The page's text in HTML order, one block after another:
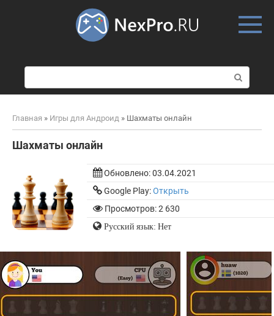
о
и
к
Главная » Игры для Андроид » Шахматы онлайн
Шахматы онлайн
Обновлено:03.04.2021
Google Play:Открыть
Просмотров: 2 630
Русский язык: Нет